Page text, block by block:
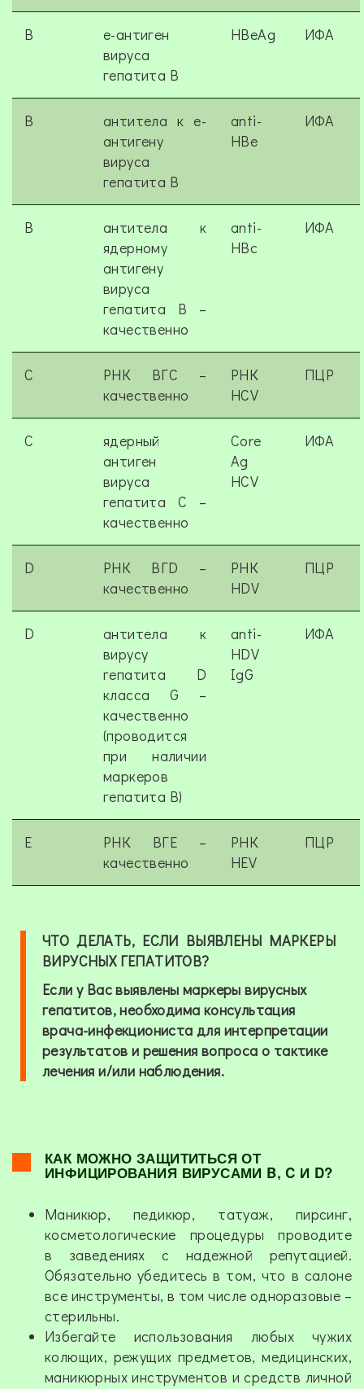
B
е-антиген
вируса
гепатита В
HBeAg ИФА
B
антитела к е-
антигену
вируса
гепатита В
anti-
HBe
ИФА
B
антитела к
ядерному
антигену
вируса
гепатита В –
качественно
anti-
HBc
ИФА
C
РНК ВГС –
качественно
РНК
HCV
ПЦР
C
ядерный
антиген
вируса
гепатита С –
качественно
Core
Ag
HCV
ИФА
D
РНК ВГD –
качественно
РНК
HDV
ПЦР
D
антитела к
вирусу
гепатита D
класса G –
качественно
(проводится
при наличии
маркеров
гепатита В)
anti-
HDV
IgG
ИФА
E
РНК ВГЕ –
качественно
РНК
HEV
ПЦР
ЧТО ДЕЛАТЬ, ЕСЛИ ВЫЯВЛЕНЫ МАРКЕРЫ
ВИРУСНЫХ ГЕПАТИТОВ?
Если у Вас выявлены маркеры вирусных
гепатитов, необходима консультация
врача-инфекциониста для интерпретации
результатов и решения вопроса о тактике
лечения и/или наблюдения.
КАК МОЖНО ЗАЩИТИТЬСЯ ОТ
ИНФИЦИРОВАНИЯ ВИРУСАМИ B, C И D?
Маникюр, педикюр, татуаж, пирсинг,
косметологические процедуры проводите
в заведениях с надежной репутацией.
Обязательно убедитесь в том, что в салоне
все инструменты, в том числе одноразовые –
стерильны.
Избегайте использования любых чужих
колющих, режущих предметов, медицинских,
маникюрных инструментов и средств личной